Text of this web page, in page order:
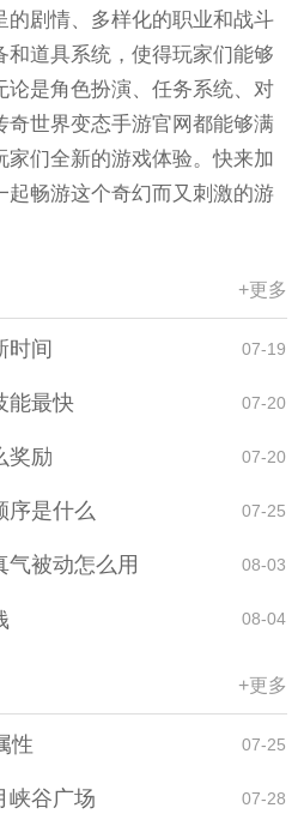
的剧情、多样化的职业和战斗
和道具系统，使得玩家们能够
论是角色扮演、任务系统、对
奇世界变态手游官网都能够满
家们全新的游戏体验。快来加
起畅游这个奇幻而又刺激的游
+更多
时间 07-19
能最快 07-20
奖励 07-20
序是什么 07-25
气被动怎么用 08-03
08-04
+更多
性 07-25
峡谷广场 07-28